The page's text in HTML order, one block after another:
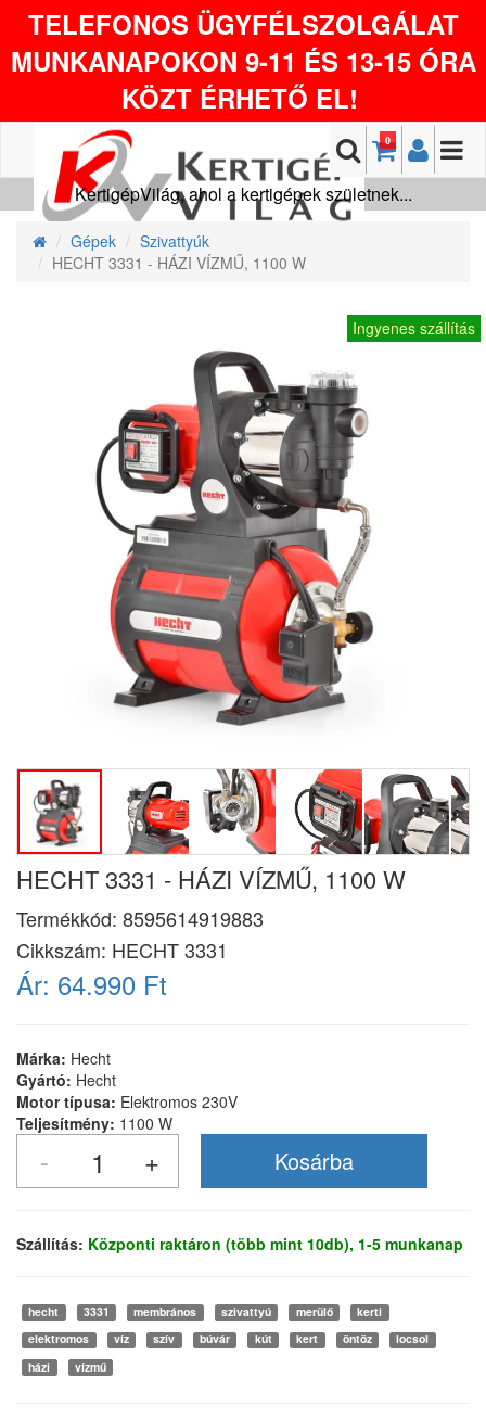
TELEFONOS ÜGYFÉLSZOLGÁLAT
MUNKANAPOKON 9-11 ÉS 13-15 ÓRA
KÖZT ÉRHETŐ EL!
0
KertigépVilág, ahol a kertigépek születnek...
Gépek
Szivattyúk
HECHT 3331 - HÁZI VÍZMŰ, 1100 W
Ingyenes szállítás
HECHT 3331 - HÁZI VÍZMŰ, 1100 W
Termékkód: 8595614919883
Cikkszám: HECHT 3331
Ár: 64.990 Ft
Márka: Hecht
Gyártó: Hecht
Motor típusa: Elektromos 230V
Teljesítmény: 1100 W
Szállítás: Központi raktáron (több mint 10db), 1-5 munkanap
hecht 3331 membrános szivattyú merülő
kerti
elektromos
víz szív búvár kút kert öntöz
locsol
házi
vízmű